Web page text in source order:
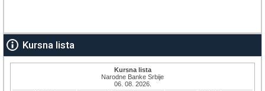
Kursna lista